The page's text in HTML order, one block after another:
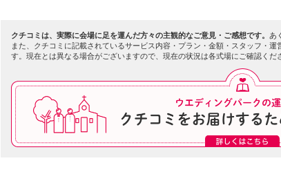
クチコミは、実際に会場に足を運んだ方々の主観的なご意見・ご感想です。 あ
また、クチコミに記載されているサービス内容・プラン・金額・スタッフ・
す。現在とは異なる場合がございますので、現在の状況は各式場にご確認くだ